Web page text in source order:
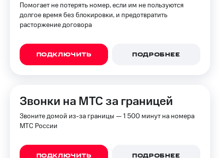
Помогает не потерять номер, если им не пользуются
долгое время без блокировки, и предотвратить
расторжение договора
ПОДКЛЮЧИТЬ ПОДРОБНЕЕ
Звонки на МТС за границей
Звоните домой из-за границы — 1 500 минут на номера
МТС России
ПОДКЛЮЧИТЬ ПОДРОБНЕЕ